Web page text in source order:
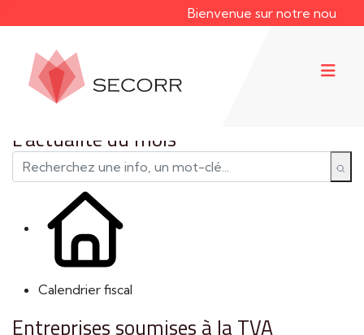
Bienvenue sur notre nouveau
L'actualité du mois
Calendrier fiscal
Entreprises soumises à la TVA